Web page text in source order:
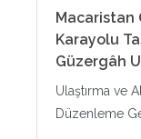
Macaristan
Karayolu
Güzergâh
Ulaştırma ve
Düzenleme